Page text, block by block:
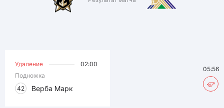
Удаление
02:00
Подножка
42
Верба Марк
05:56